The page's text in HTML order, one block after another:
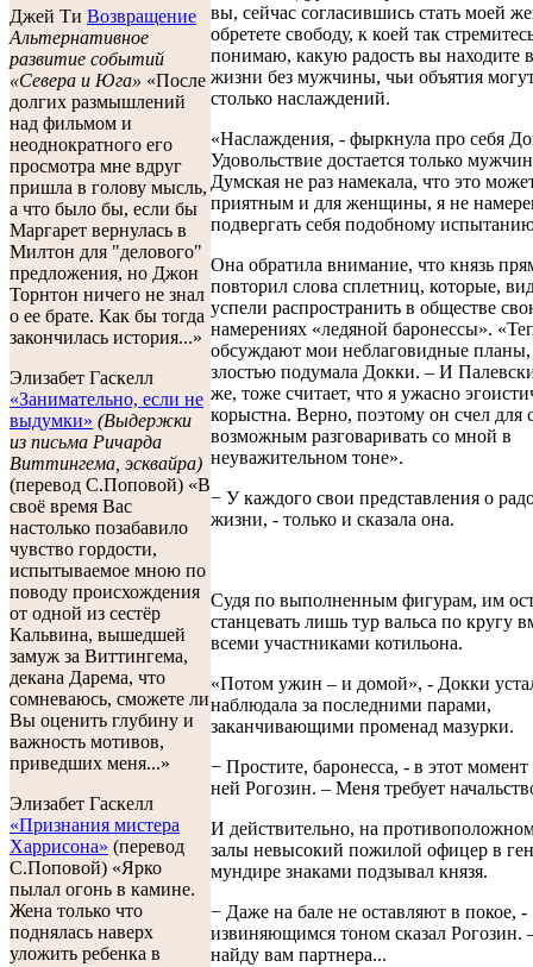
Джей Ти Возвращение
Альтернативное
развитие событий
«Севера и Юга» «После
долгих размышлений
над фильмом и
неоднократного его
просмотра мне вдруг
пришла в голову мысль,
а что было бы, если бы
Маргарет вернулась в
Милтон для "делового"
предложения, но Джон
Торнтон ничего не знал
о ее брате. Как бы тогда
закончилась история...»
Элизабет Гаскелл
«Занимательно, если не
выдумки» (Выдержки
из письма Ричарда
Виттингема, эсквайра)
(перевод С.Поповой) «В
своё время Вас
настолько позабавило
чувство гордости,
испытываемое мною по
поводу происхождения
от одной из сестёр
Кальвина, вышедшей
замуж за Виттингема,
декана Дарема, что
сомневаюсь, сможете ли
Вы оценить глубину и
важность мотивов,
приведших меня...»
Элизабет Гаскелл
«Признания мистера
Харрисона» (перевод
С.Поповой) «Ярко
пылал огонь в камине.
Жена только что
поднялась наверх
уложить ребенка в
вы, сейчас согласившись стать моей
обретете свободу, к коей так
понимаю, какую радость вы находите
жизни без мужчины, чьи объятия
столько наслаждений.
«Наслаждения, - фыркнула про себя
Удовольствие достается только
Думская не раз намекала, что это
приятным и для женщины, я не
подвергать себя подобному
Она обратила внимание, что князь
повторил слова сплетниц, которые,
успели распространить в обществе
намерениях «ледяной баронессы».
обсуждают мои неблаговидные планы,
злостью подумала Докки. – И
же, тоже считает, что я ужасно
корыстна. Верно, поэтому он счел для
возможным разговаривать со мной в
неуважительном тоне».
− У каждого свои представления о
жизни, - только и сказала она.
Судя по выполненным фигурам, им
станцевать лишь тур вальса по кругу
всеми участниками котильона.
«Потом ужин – и домой», - Докки
наблюдала за последними парами,
заканчивающими променад мазурки.
− Простите, баронесса, - в этот момент
ней Рогозин. – Меня требует
И действительно, на
залы невысокий пожилой офицер в
мундире знаками подзывал князя.
− Даже на бале не оставляют в покое, -
извиняющимся тоном сказал Рогозин.
найду вам партнера...